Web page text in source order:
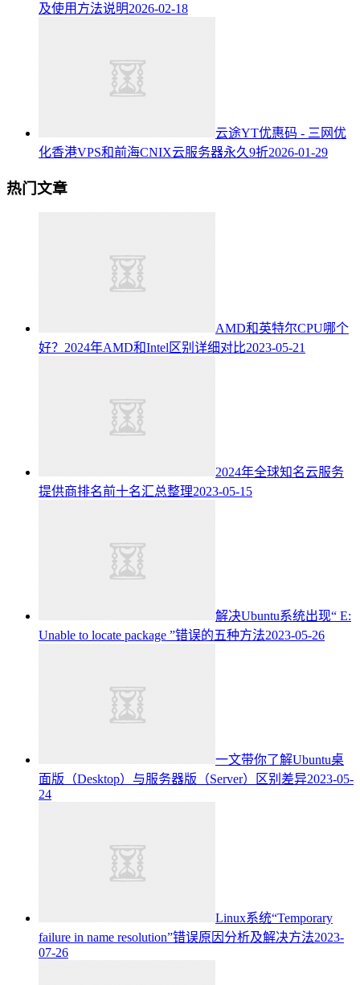
及使用方法说明2026-02-18
云途YT优惠码 - 三网优
化香港VPS和前海CNIX云服务器永久9折2026-01-29
热门文章
AMD和英特尔CPU哪个
好？2024年AMD和Intel区别详细对比2023-05-21
2024年全球知名云服务
提供商排名前十名汇总整理2023-05-15
解决Ubuntu系统出现“ E:
Unable to locate package ”错误的五种方法2023-05-26
一文带你了解Ubuntu桌
面版（Desktop）与服务器版（Server）区别差异2023-05-
24
Linux系统“Temporary
failure in name resolution”错误原因分析及解决方法2023-
07-26